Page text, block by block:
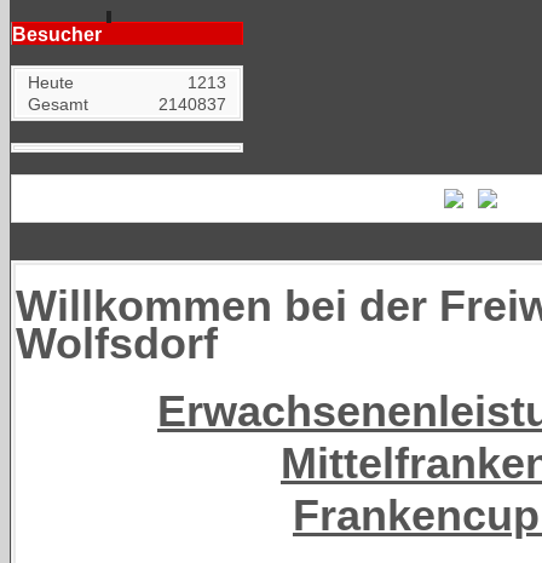
Besucher
Heute
1213
Gesamt
2140837
Willkommen bei der
Wolfsdorf